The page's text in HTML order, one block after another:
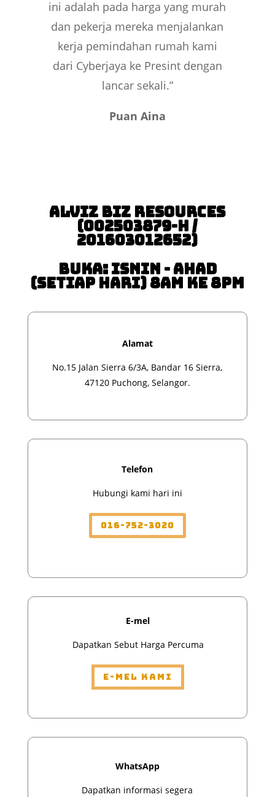
ini adalah pada harga yang murah
dan pekerja mereka menjalankan
kerja pemindahan rumah kami
dari Cyberjaya ke Presint dengan
lancar sekali.”
Puan Aina
Alviz Biz Resources
(002503879-H /
201603012652)
Buka: Isnin - Ahad
(Setiap Hari) 8am ke 8pm
Alamat
No.15 Jalan Sierra 6/3A, Bandar 16 Sierra,
47120 Puchong, Selangor.
Telefon
Hubungi kami hari ini
016-752-3020
E-mel
Dapatkan Sebut Harga Percuma
E-mel Kami
WhatsApp
Dapatkan informasi segera